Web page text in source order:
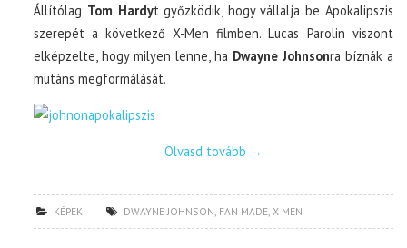
Állítólag Tom Hardyt győzködik, hogy vállalja be Apokalipszis
szerepét a következő X-Men filmben. Lucas Parolin viszont
elképzelte, hogy milyen lenne, ha Dwayne Johnsonra bíznák a
mutáns megformálását.
Olvasd tovább →
KÉPEK DWAYNE JOHNSON FAN MADE X MEN